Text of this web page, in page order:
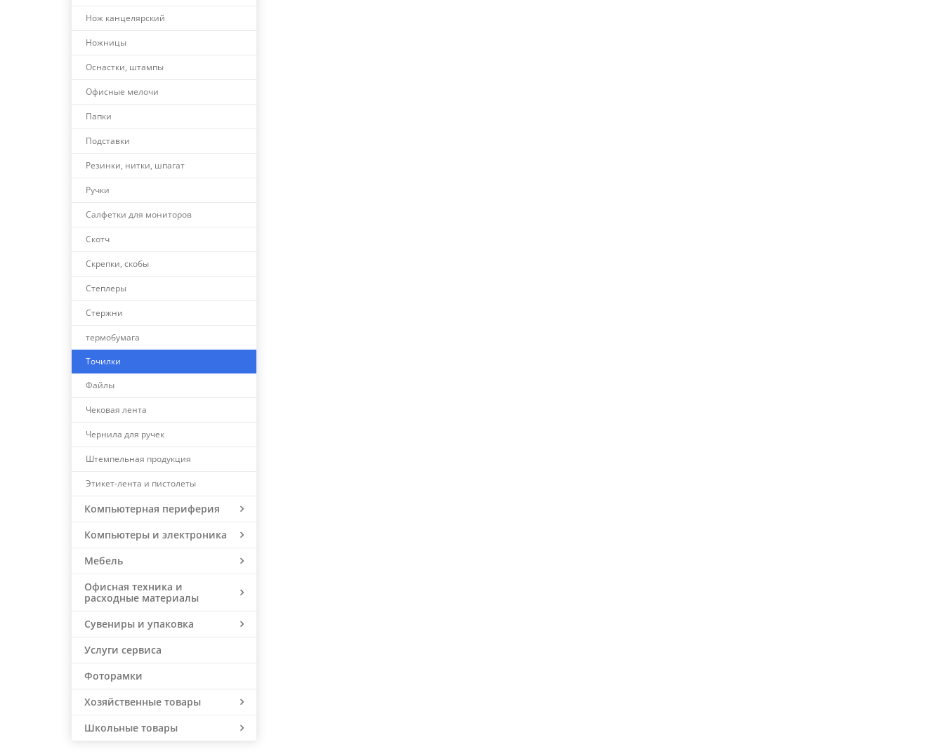
Нож канцелярский
Ножницы
Оснастки, штампы
Офисные мелочи
Папки
Подставки
Резинки, нитки, шпагат
Ручки
Салфетки для мониторов
Скотч
Скрепки, скобы
Степлеры
Стержни
термобумага
Точилки
Файлы
Чековая лента
Чернила для ручек
Штемпельная продукция
Этикет-лента и пистолеты
Компьютерная периферия
Компьютеры и электроника
Мебель
Офисная техника и
расходные материалы
Сувениры и упаковка
Услуги сервиса
Фоторамки
Хозяйственные товары
Школьные товары